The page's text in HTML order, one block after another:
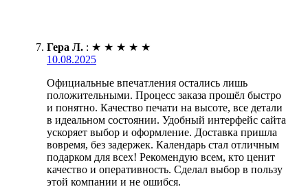
Гера Л. : ★ ★ ★ ★ ★
10.08.2025
Официальные впечатления остались лишь
положительными. Процесс заказа прошёл быстро
и понятно. Качество печати на высоте, все детали
в идеальном состоянии. Удобный интерфейс сайта
ускоряет выбор и оформление. Доставка пришла
вовремя, без задержек. Календарь стал отличным
подарком для всех! Рекомендую всем, кто ценит
качество и оперативность. Сделал выбор в пользу
этой компании и не ошибся.